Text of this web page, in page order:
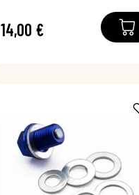
14,00 €